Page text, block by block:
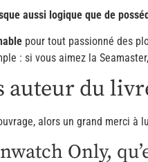
aussi logique que de
pour tout passionné des
: si vous aimez la
auteur du
alors un grand merci à
Only,